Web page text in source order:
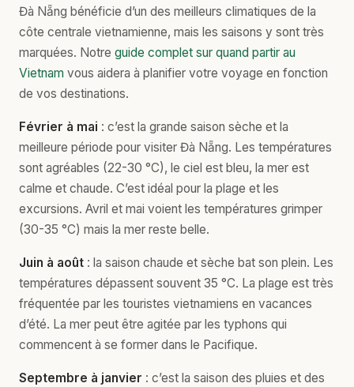
Đà Nẵng bénéficie d’un des meilleurs climatiques de la
côte centrale vietnamienne, mais les saisons y sont très
marquées. Notre guide complet sur quand partir au
Vietnam vous aidera à planifier votre voyage en fonction
de vos destinations.
Février à mai : c’est la grande saison sèche et la
meilleure période pour visiter Đà Nẵng. Les températures
sont agréables (22-30 °C), le ciel est bleu, la mer est
calme et chaude. C’est idéal pour la plage et les
excursions. Avril et mai voient les températures grimper
(30-35 °C) mais la mer reste belle.
Juin à août : la saison chaude et sèche bat son plein. Les
températures dépassent souvent 35 °C. La plage est très
fréquentée par les touristes vietnamiens en vacances
d’été. La mer peut être agitée par les typhons qui
commencent à se former dans le Pacifique.
Septembre à janvier : c’est la saison des pluies et des